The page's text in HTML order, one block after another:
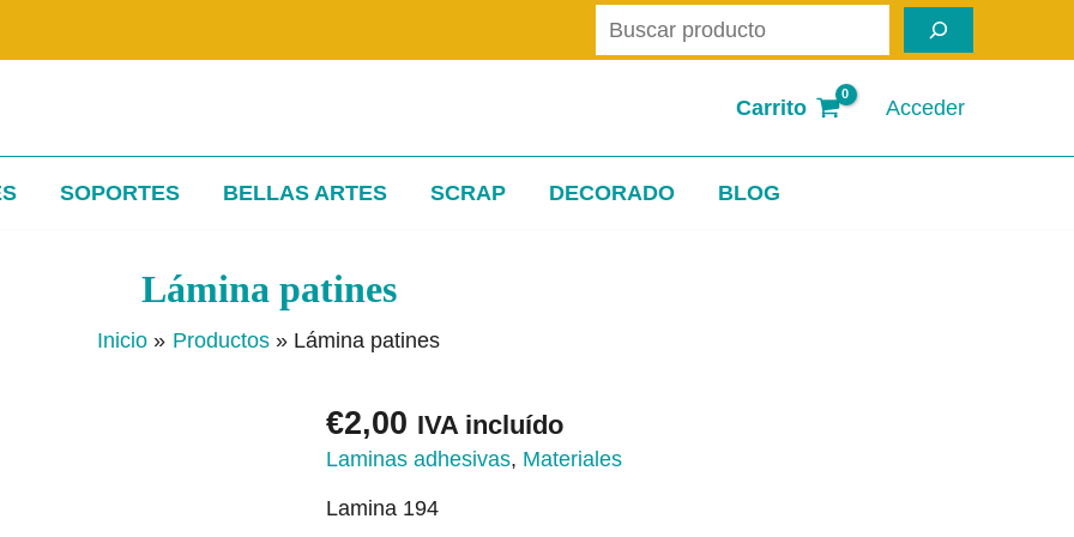
Buscar
Carrito Acceder
SOPORTES BELLAS ARTES SCRAP DECORADO BLOG
Lámina patines
Inicio Productos Lámina patines
€2,00 IVA incluído
Laminas adhesivas, Materiales
Lamina 194